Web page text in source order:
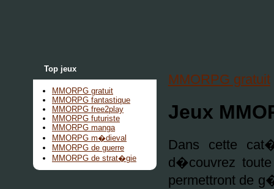
Top jeux
MMORPG gratuit
MMORPG fantastique
MMORPG free2play
MMORPG futuriste
MMORPG manga
MMORPG m�dieval
MMORPG de guerre
MMORPG de strat�gie
MMORPG gratuit
Jeux
Dans cette
d�couvrez
permettront de